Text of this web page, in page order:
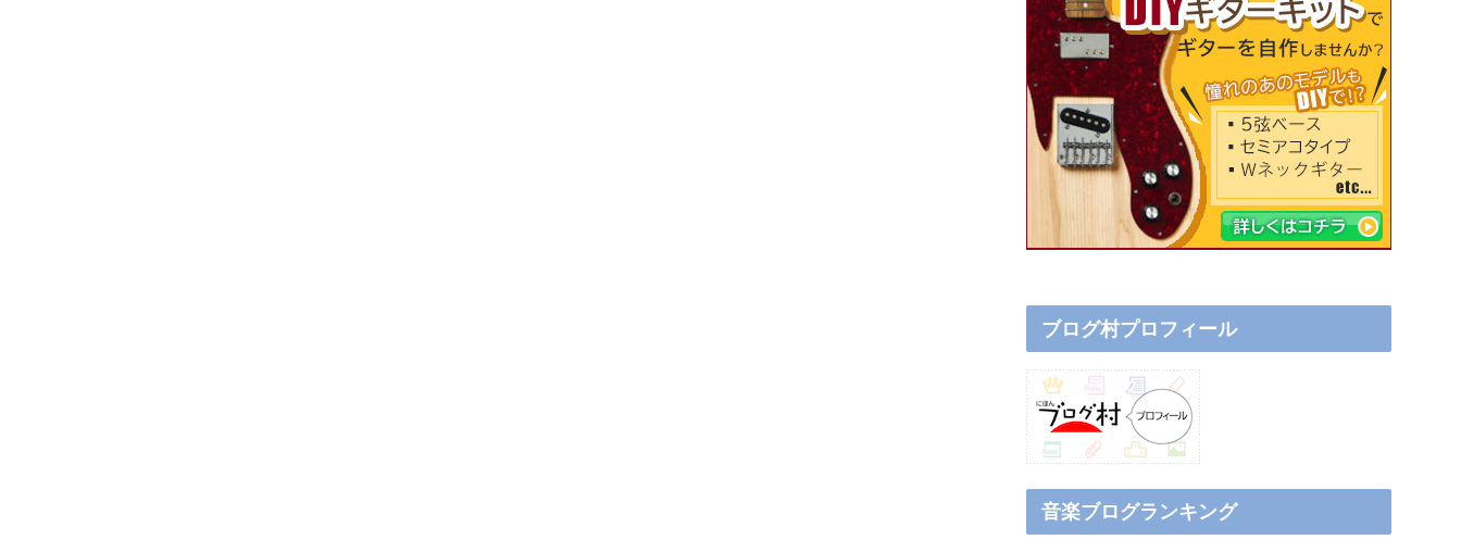
ブログ村プロフィール
音楽ブログランキング